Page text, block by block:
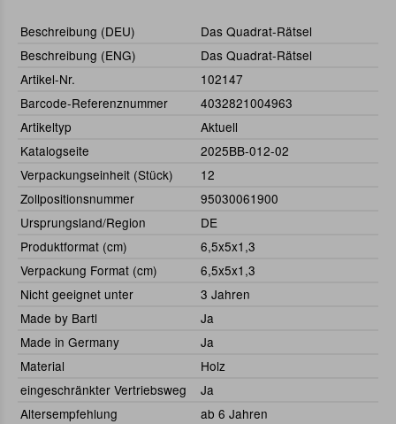
Beschreibung (DEU)
Das Quadrat-Rätsel
Beschreibung (ENG)
Das Quadrat-Rätsel
Artikel-Nr.
102147
Barcode-Referenznummer
4032821004963
Artikeltyp
Aktuell
Katalogseite
2025BB-012-02
Verpackungseinheit (Stück)
12
Zollpositionsnummer
95030061900
Ursprungsland/Region
DE
Produktformat (cm)
6,5x5x1,3
Verpackung Format (cm)
6,5x5x1,3
Nicht geeignet unter
3 Jahren
Made by Bartl
Ja
Made in Germany
Ja
Material
Holz
eingeschränkter Vertriebsweg
Ja
Altersempfehlung
ab 6 Jahren